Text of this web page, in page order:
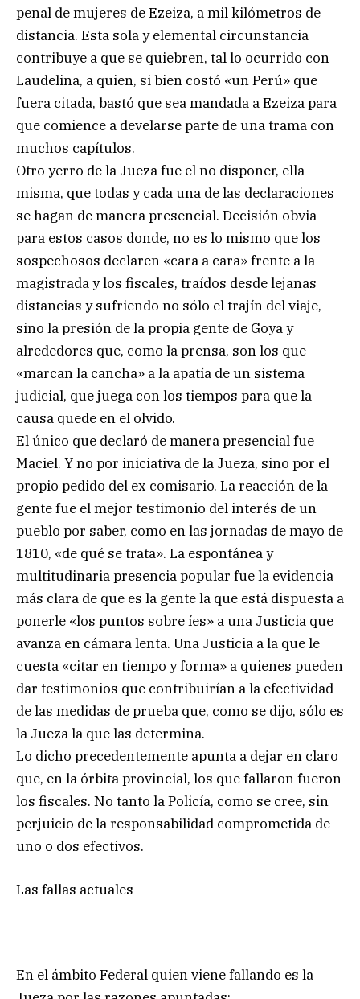
penal de mujeres de Ezeiza, a mil kilómetros de
distancia. Esta sola y elemental circunstancia
contribuye a que se quiebren, tal lo ocurrido con
Laudelina, a quien, si bien costó «un Perú» que
fuera citada, bastó que sea mandada a Ezeiza para
que comience a develarse parte de una trama con
muchos capítulos.
Otro yerro de la Jueza fue el no disponer, ella
misma, que todas y cada una de las declaraciones
se hagan de manera presencial. Decisión obvia
para estos casos donde, no es lo mismo que los
sospechosos declaren «cara a cara» frente a la
magistrada y los fiscales, traídos desde lejanas
distancias y sufriendo no sólo el trajín del viaje,
sino la presión de la propia gente de Goya y
alrededores que, como la prensa, son los que
«marcan la cancha» a la apatía de un sistema
judicial, que juega con los tiempos para que la
causa quede en el olvido.
El único que declaró de manera presencial fue
Maciel. Y no por iniciativa de la Jueza, sino por el
propio pedido del ex comisario. La reacción de la
gente fue el mejor testimonio del interés de un
pueblo por saber, como en las jornadas de mayo de
1810, «de qué se trata». La espontánea y
multitudinaria presencia popular fue la evidencia
más clara de que es la gente la que está dispuesta a
ponerle «los puntos sobre íes» a una Justicia que
avanza en cámara lenta. Una Justicia a la que le
cuesta «citar en tiempo y forma» a quienes pueden
dar testimonios que contribuirían a la efectividad
de las medidas de prueba que, como se dijo, sólo es
la Jueza la que las determina.
Lo dicho precedentemente apunta a dejar en claro
que, en la órbita provincial, los que fallaron fueron
los fiscales. No tanto la Policía, como se cree, sin
perjuicio de la responsabilidad comprometida de
uno o dos efectivos.
Las fallas actuales
En el ámbito Federal quien viene fallando es la